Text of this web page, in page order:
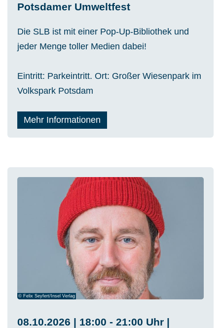
Potsdamer Umweltfest
Die SLB ist mit einer Pop-Up-Bibliothek und
jeder Menge toller Medien dabei!
Eintritt: Parkeintritt. Ort: Großer Wiesenpark im
Volkspark Potsdam
Mehr Informationen
© Felix Seyfert/Insel Verlag
08.10.2026 | 18:00 - 21:00 Uhr |